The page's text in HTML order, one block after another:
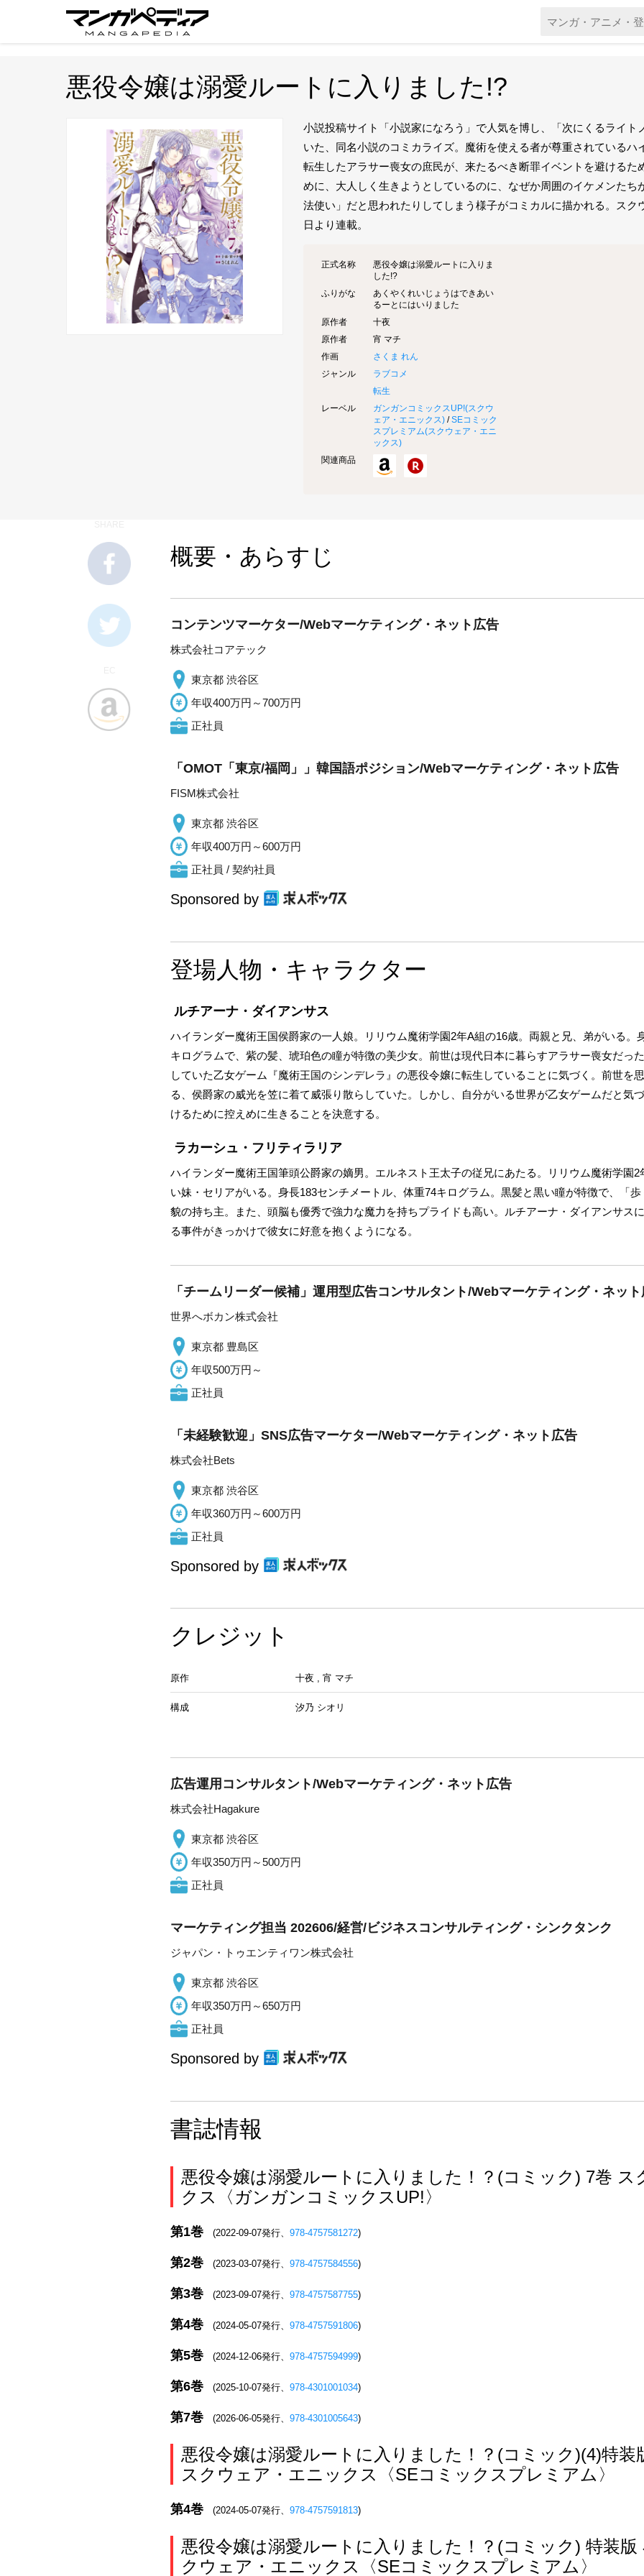
悪役令嬢は溺愛ルートに入りました!?
小説投稿サイト「小説家になろう」で人気を博し、「次にくるライ
いた、同名小説のコミカライズ。魔術を使える者が尊重されている
転生したアラサー喪女の庶民が、来たるべき断罪イベントを避ける
めに、大人しく生きようとしているのに、なぜか周囲のイケメンた
法使い」だと思われたりしてしまう様子がコミカルに描かれる。ス
日より連載。
正式名称
悪役令嬢は溺愛ルートに入りま
した!?
ふりがな
あくやくれいじょうはできあい
るーとにはいりました
原作者
十夜
原作者
宵 マチ
作画
さくま れん
ジャンル
ラブコメ
転生
レーベル
ガンガンコミックスUP!(スクウ
ェア・エニックス) /SEコミック
スプレミアム(スクウェア・エニ
ックス)
関連商品
概要・あらすじ
コンテンツマーケター/Webマーケティング・ネット広告
株式会社コアテック
東京都 渋谷区
年収400万円～700万円
正社員
「OMOT「東京/福岡」」韓国語ポジション/Webマーケティング・ネット広告
FISM株式会社
東京都 渋谷区
年収400万円～600万円
正社員 / 契約社員
Sponsored by
登場人物・キャラクター
ルチアーナ・ダイアンサス
ハイランダー魔術王国侯爵家の一人娘。リリウム魔術学園2年A組の16歳。両親と兄、弟がいる。
キログラムで、紫の髪、琥珀色の瞳が特徴の美少女。前世は現代日本に暮らすアラサー喪女だっ
していた乙女ゲーム『魔術王国のシンデレラ』の悪役令嬢に転生していることに気づく。前世を
る、侯爵家の威光を笠に着て威張り散らしていた。しかし、自分がいる世界が乙女ゲームだと気
けるために控えめに生きることを決意する。
ラカーシュ・フリティラリア
ハイランダー魔術王国筆頭公爵家の嫡男。エルネスト王太子の従兄にあたる。リリウム魔術学園
い妹・セリアがいる。身長183センチメートル、体重74キログラム。黒髪と黒い瞳が特徴で、「
貌の持ち主。また、頭脳も優秀で強力な魔力を持ちプライドも高い。ルチアーナ・ダイアンサス
る事件がきっかけで彼女に好意を抱くようになる。
「チームリーダー候補」運用型広告コンサルタント/Webマーケティング・ネッ
世界へボカン株式会社
東京都 豊島区
年収500万円～
正社員
「未経験歓迎」SNS広告マーケター/Webマーケティング・ネット広告
株式会社Bets
東京都 渋谷区
年収360万円～600万円
正社員
Sponsored by
クレジット
原作 十夜 , 宵 マチ
構成 汐乃 シオリ
広告運用コンサルタント/Webマーケティング・ネット広告
株式会社Hagakure
東京都 渋谷区
年収350万円～500万円
正社員
マーケティング担当 202606/経営/ビジネスコンサルティング・シンクタンク
ジャパン・トゥエンティワン株式会社
東京都 渋谷区
年収350万円～650万円
正社員
Sponsored by
書誌情報
悪役令嬢は溺愛ルートに入りました！？(コミック) 7巻 ス
クス〈ガンガンコミックスUP!〉
第1巻 (2022-09-07発行、 978-4757581272)
第2巻 (2023-03-07発行、 978-4757584556)
第3巻 (2023-09-07発行、 978-4757587755)
第4巻 (2024-05-07発行、 978-4757591806)
第5巻 (2024-12-06発行、 978-4757594999)
第6巻 (2025-10-07発行、 978-4301001034)
第7巻 (2026-06-05発行、 978-4301005643)
悪役令嬢は溺愛ルートに入りました！？(コミック)(4)特装
スクウェア・エニックス〈SEコミックスプレミアム〉
第4巻 (2024-05-07発行、 978-4757591813)
悪役令嬢は溺愛ルートに入りました！？(コミック) 特装版
クウェア・エニックス〈SEコミックスプレミアム〉